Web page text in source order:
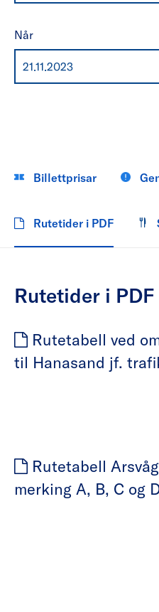
Når
Billettprisar
Rutetider i PDF
Rutetider i PDF
Rutetabell ved
til Hanasand jf.
Rutetabell
merking A, B, C og